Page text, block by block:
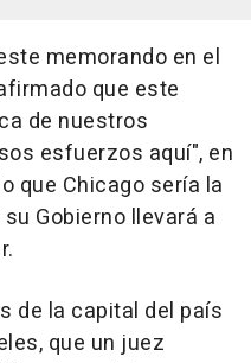
memorando en el
que este
de nuestros
esfuerzos aquí", en
que Chicago sería la
Gobierno llevará a
de la capital del país
que un juez